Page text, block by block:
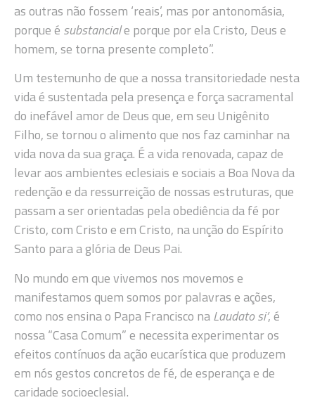
as outras não fossem ‘reais’, mas por antonomásia,
porque é substanciale porque por ela Cristo, Deus e
homem, se torna presente completo”.
Um testemunho de que a nossa transitoriedade nesta
vida é sustentada pela presença e força sacramental
do inefável amor de Deus que, em seu Unigênito
Filho, se tornou o alimento que nos faz caminhar na
vida nova da sua graça. É a vida renovada, capaz de
levar aos ambientes eclesiais e sociais a Boa Nova da
redenção e da ressurreição de nossas estruturas, que
passam a ser orientadas pela obediência da fé por
Cristo, com Cristo e em Cristo, na unção do Espírito
Santo para a glória de Deus Pai.
No mundo em que vivemos nos movemos e
manifestamos quem somos por palavras e ações,
como nos ensina o Papa Francisco naLaudato si’, é
nossa “Casa Comum” e necessita experimentar os
efeitos contínuos da ação eucarística que produzem
em nós gestos concretos de fé, de esperança e de
caridade socioeclesial.